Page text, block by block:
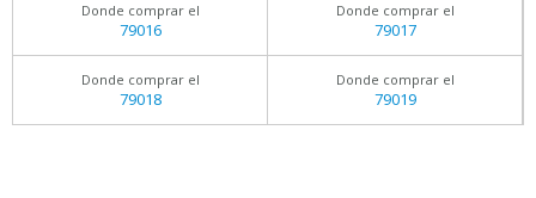
Donde comprar el
79016
Donde comprar el
79017
Donde comprar el
79018
Donde comprar el
79019